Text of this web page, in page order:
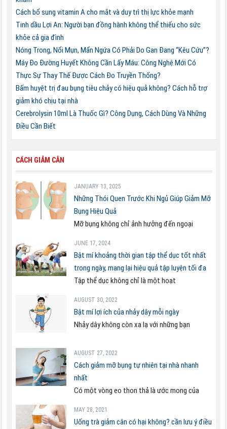
Cách bổ sung vitamin A cho mắt và duy trì thị lực khỏe mạnh
Tinh dầu Lợi An: Người bạn đồng hành không thể thiếu cho sức
khỏe cả gia đình
Nóng Trong, Nổi Mụn, Mẩn Ngứa Có Phải Do Gan Đang “Kêu Cứu”?
Máy Đo Đường Huyết Không Cần Lấy Máu: Công Nghệ Mới Có
Thực Sự Thay Thế Được Cách Đo Truyền Thống?
Bấm huyệt trị đau bụng tiêu chảy có hiệu quả không? Cách hỗ trợ
giảm khó chịu tại nhà
Cerebrolysin 10ml Là Thuốc Gì? Công Dụng, Cách Dùng Và Những
Điều Cần Biết
CÁCH GIẢM CÂN
JANUARY 13, 2025
Những Thói Quen Trước Khi Ngủ Giúp Giảm Mỡ
Bụng Hiệu Quả
Mỡ bụng không chỉ ảnh hưởng đến ngoại
JUNE 17, 2024
Bật mí khoảng thời gian tập thể dục tốt nhất
trong ngày, mang lại hiệu quả tập luyện tối đa
Tập thể dục không chỉ là một hoạt
AUGUST 30, 2022
Bật mí lợi ích của nhảy dây mỗi ngày
Nhảy dây không còn xa lạ với những bạn
AUGUST 27, 2022
Cách giảm mỡ bụng tự nhiên tại nhà nhanh
nhất
Có một vòng eo thon thả là ước mong của
MAY 28, 2021
Uống trà giảm cân có hại không? cần lưu ý điều